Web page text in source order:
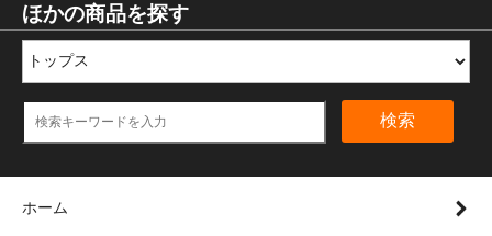
ほかの商品を探す
検索
ホーム